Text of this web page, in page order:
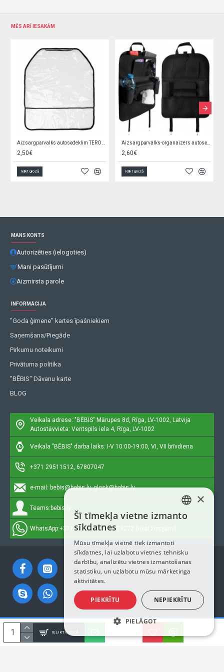
IELIKT GROZĀ
MĒS ARĪ IESAKĀM
2,50€
Ielikt grozā
2,60€
Ielikt grozā
MANS KONTS
Autorizēties (ielogoties)
Mani pasūtījumi
Aizmirsta parole
INFORMĀCIJA
"Goda ģimene" kartes īpašniekiem
Saņemšana/Piegāde
Pirkumu noteikumi
Privātuma politika
"BĒBIS" Dāvanu karte
BLOG
Veikala adrese: "BĒBIS" Mārupes 8d, Rīga, LV-1002, Latvija
Autostāvvieta: Ventspils iela 4, Rīga, LV-1002
Veikala "BĒBIS" darba laiks: I-V 10:00-19:00, VI, VII brīvdiena
+371 29511512, 67807047
e-mail: bebis@bebis.lv, glosk@bebis.lv
Teams: bebis.lv
WhatsApp:+371 29511512, 20579272 (tikai ziņojumi)
Autortiesības © 2023, Bebis.lv, Visas tiesības aizsargātas
LATVIAN
ENGLISH
×
Šī tīmekļa vietne izmanto
sīkdatnes
Mūsu tīmekļa vietnē tiek izmantoti
sīkdatnes, lai uzlabotu vietnes tehnisku
darbību, analizētu vietnes izmantošanas
statistiku, un uzlabotu mūsu mārketinga
aktivitātes.
PIEKRĪTU NEPIEKRĪTU
PIELĀGOT